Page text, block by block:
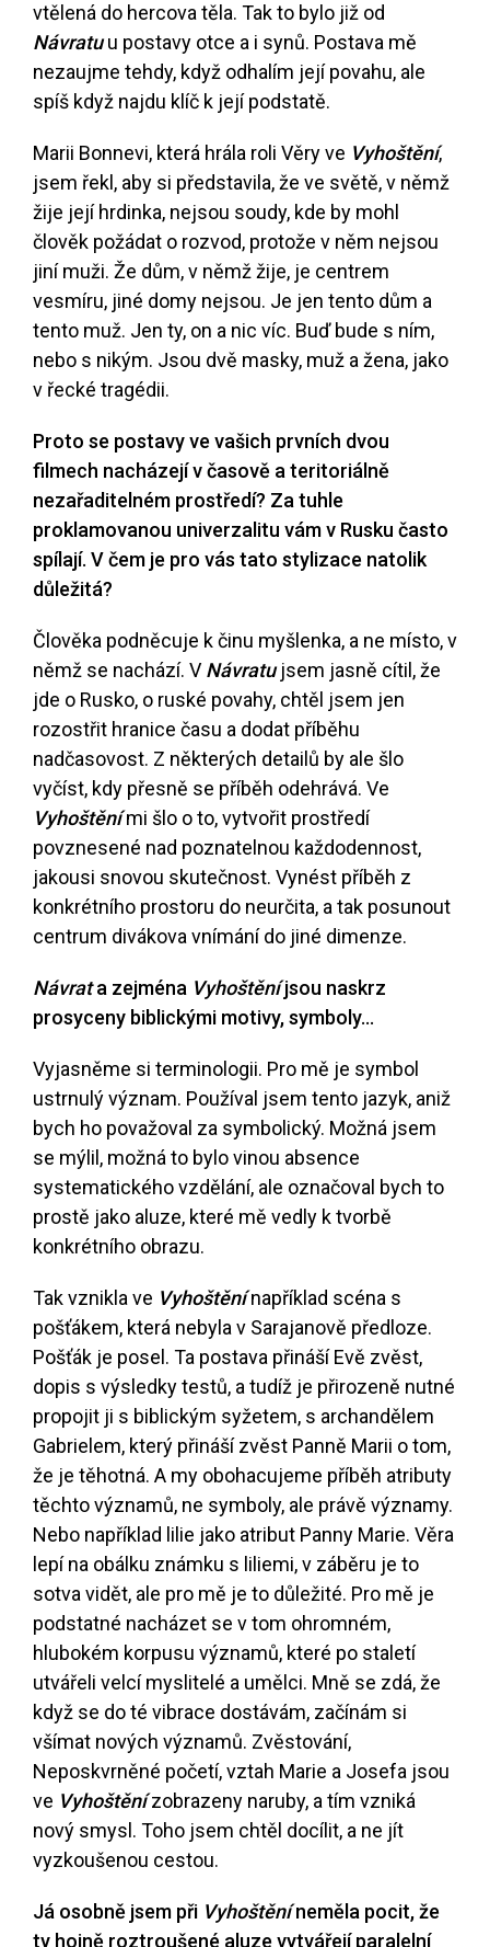
vtělená do hercova těla. Tak to bylo již od
Návratuu postavy otce a i synů. Postava mě
nezaujme tehdy, když odhalím její povahu, ale
spíš když najdu klíč k její podstatě.
Marii Bonnevi, která hrála roli Věry ve Vyhoštění,
jsem řekl, aby si představila, že ve světě, v němž
žije její hrdinka, nejsou soudy, kde by mohl
člověk požádat o rozvod, protože v něm nejsou
jiní muži. Že dům, v němž žije, je centrem
vesmíru, jiné domy nejsou. Je jen tento dům a
tento muž. Jen ty, on a nic víc. Buď bude s ním,
nebo s nikým. Jsou dvě masky, muž a žena, jako
v řecké tragédii.
Proto se postavy ve vašich prvních dvou
filmech nacházejí v časově a teritoriálně
nezařaditelném prostředí? Za tuhle
proklamovanou univerzalitu vám v Rusku často
spílají. V čem je pro vás tato stylizace natolik
důležitá?
Člověka podněcuje k činu myšlenka, a ne místo, v
němž se nachází. V Návratujsem jasně cítil, že
jde o Rusko, o ruské povahy, chtěl jsem jen
rozostřit hranice času a dodat příběhu
nadčasovost. Z některých detailů by ale šlo
vyčíst, kdy přesně se příběh odehrává. Ve
Vyhoštěními šlo o to, vytvořit prostředí
povznesené nad poznatelnou každodennost,
jakousi snovou skutečnost. Vynést příběh z
konkrétního prostoru do neurčita, a tak posunout
centrum divákova vnímání do jiné dimenze.
Návrata zejména Vyhoštěníjsou naskrz
prosyceny biblickými motivy, symboly…
Vyjasněme si terminologii. Pro mě je symbol
ustrnulý význam. Používal jsem tento jazyk, aniž
bych ho považoval za symbolický. Možná jsem
se mýlil, možná to bylo vinou absence
systematického vzdělání, ale označoval bych to
prostě jako aluze, které mě vedly k tvorbě
konkrétního obrazu.
Tak vznikla ve Vyhoštěnínapříklad scéna s
pošťákem, která nebyla v Sarajanově předloze.
Pošťák je posel. Ta postava přináší Evě zvěst,
dopis s výsledky testů, a tudíž je přirozeně nutné
propojit ji s biblickým syžetem, s archandělem
Gabrielem, který přináší zvěst Panně Marii o tom,
že je těhotná. A my obohacujeme příběh atributy
těchto významů, ne symboly, ale právě významy.
Nebo například lilie jako atribut Panny Marie. Věra
lepí na obálku známku s liliemi, v záběru je to
sotva vidět, ale pro mě je to důležité. Pro mě je
podstatné nacházet se v tom ohromném,
hlubokém korpusu významů, které po staletí
utvářeli velcí myslitelé a umělci. Mně se zdá, že
když se do té vibrace dostávám, začínám si
všímat nových významů. Zvěstování,
Neposkvrněné početí, vztah Marie a Josefa jsou
ve Vyhoštěnízobrazeny naruby, a tím vzniká
nový smysl. Toho jsem chtěl docílit, a ne jít
vyzkoušenou cestou.
Já osobně jsem při Vyhoštěníneměla pocit, že
ty hojně roztroušené aluze vytvářejí paralelní